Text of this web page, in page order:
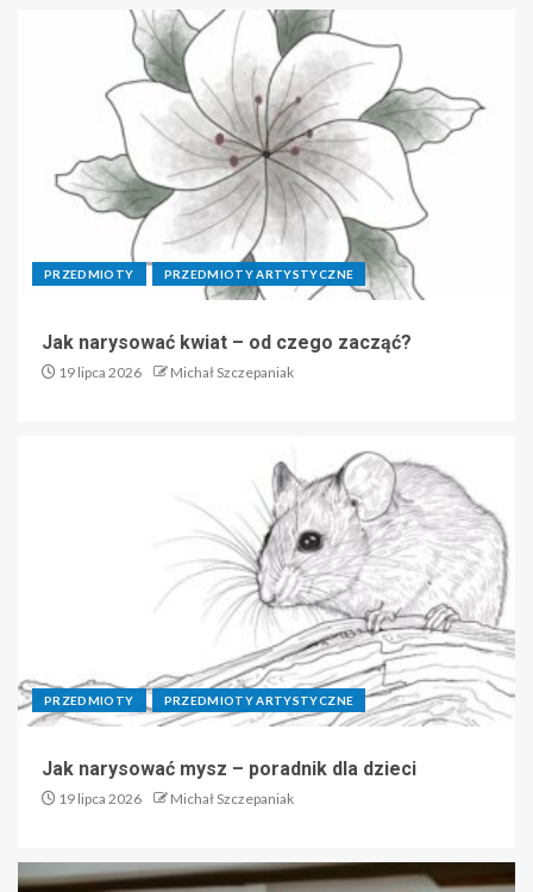
PRZEDMIOTY PRZEDMIOTY ARTYSTYCZNE
Jak narysować kwiat – od czego zacząć?
19 lipca 2026 Michał Szczepaniak
PRZEDMIOTY PRZEDMIOTY ARTYSTYCZNE
Jak narysować mysz – poradnik dla dzieci
19 lipca 2026 Michał Szczepaniak